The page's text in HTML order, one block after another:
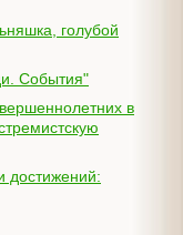
События"